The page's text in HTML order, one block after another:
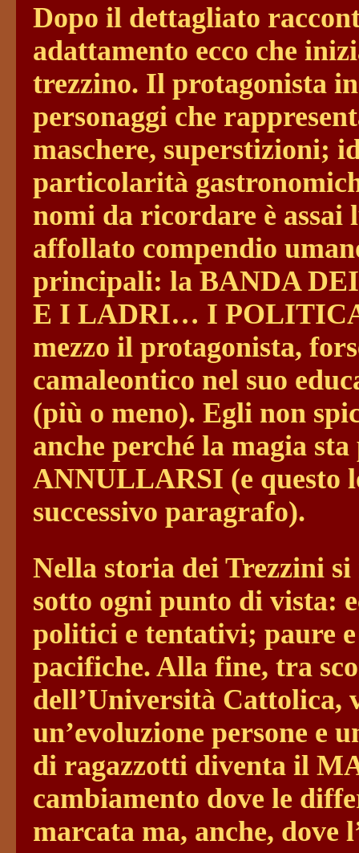
Dopo il dettagliato
adattamento ecco che
trezzino. Il protagonista
personaggi che
maschere, superstizioni;
particolarità
nomi da ricordare è
affollato compendio
principali: la BANDA
E I LADRI… I
mezzo il protagonista,
camaleontico nel suo
(più o meno). Egli non
anche perché la magia
ANNULLARSI (e questo
successivo paragrafo).
Nella storia dei Trezzini
sotto ogni punto di vista:
politici e tentativi; paure e
pacifiche. Alla fine, tra
dell’Università Cattolica,
un’evoluzione persone e
di ragazzotti diventa il
cambiamento dove le
marcata ma, anche, dove